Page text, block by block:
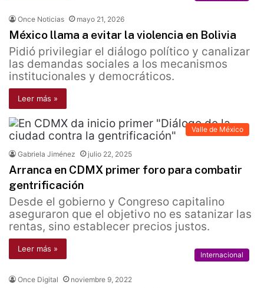
Once Noticias mayo 21, 2026
México llama a evitar la violencia en Bolivia
Pidió privilegiar el diálogo político y canalizar
las demandas sociales a los mecanismos
institucionales y democráticos.
Leer más »
Valle de México
Gabriela Jiménez julio 22, 2025
Arranca en CDMX primer foro para combatir
gentrificación
Desde el gobierno y Congreso capitalino
aseguraron que el objetivo no es satanizar las
rentas, sino establecer precios justos.
Leer más »
Internacional
Once Digital noviembre 9, 2022